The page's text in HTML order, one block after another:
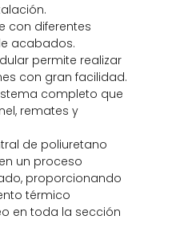
con diferentes
acabados.
permite realizar
con gran facilidad.
completo que
remates y
de poliuretano
un proceso
proporcionando
térmico
en toda la sección